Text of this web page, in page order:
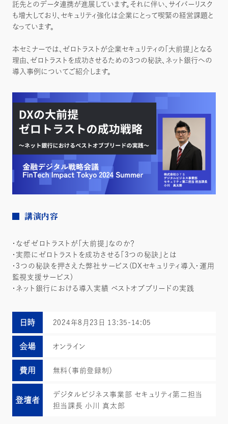
託先とのデータ連携が進展しています。それに伴い、サイバーリスク
も増大しており、セキュリティ強化は企業にとって喫緊の経営課題と
なっています。
本セミナーでは、ゼロトラストが企業セキュリティの「大前提」となる
理由、ゼロトラストを成功させるための3つの秘訣、ネット銀行への
導入事例についてご紹介します。
講演内容
・なぜゼロトラストが「大前提」なのか？
・実際にゼロトラストを成功させる「3つの秘訣」とは
・3つの秘訣を押さえた弊社サービス(DXセキュリティ導入・運用
監視支援サービス)
・ネット銀行における導入実績 ベストオブブリードの実践
日時 2024年8月23日 13:35-14:05
会場 オンライン
費用 無料（事前登録制）
登壇者
デジタルビジネス事業部 セキュリティ第二担当
担当課長 小川 真太郎